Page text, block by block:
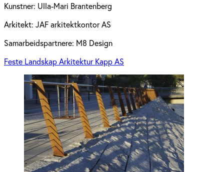
Kunstner: Ulla-Mari Brantenberg
Arkitekt: JAF arkitektkontor AS
Samarbeidspartnere: M8 Design
Feste Landskap Arkitektur Kapp AS